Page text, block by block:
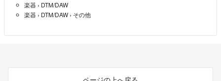
楽器 › DTM/DAW
楽器 › DTM/DAW › その他